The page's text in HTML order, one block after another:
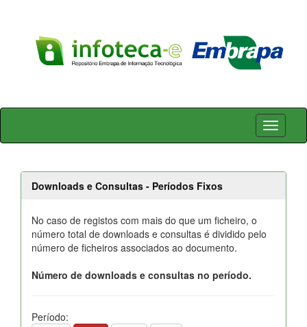
Skip
Downloads e Consultas - Períodos Fixos
No caso de registos com mais do que um ficheiro, o
número total de downloads e consultas é dividido pelo
número de ficheiros associados ao documento.
Número de downloads e consultas no período.
Período: